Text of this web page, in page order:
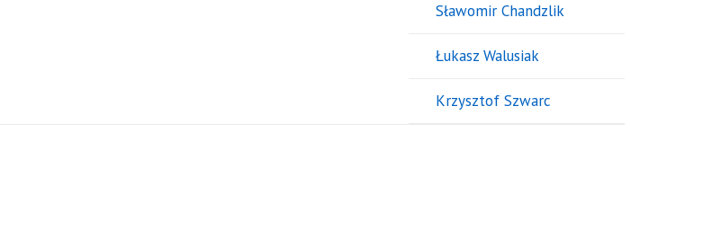
Sławomir Chandzlik
Łukasz Walusiak
Krzysztof Szwarc